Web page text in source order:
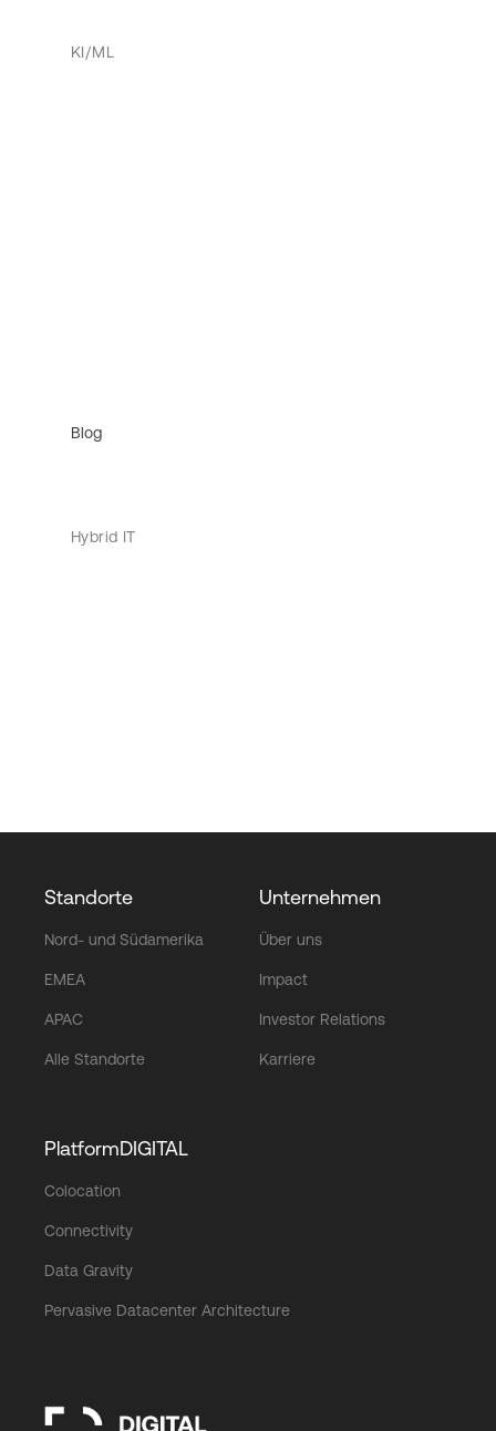
KI/ML
Blog
Hybrid IT
Standorte
Nord- und Südamerika
EMEA
APAC
Alle Standorte
Unternehmen
Über uns
Impact
Investor Relations
Karriere
PlatformDIGITAL
Colocation
Connectivity
Data Gravity
Pervasive Datacenter Architecture